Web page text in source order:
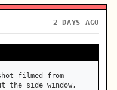
2 DAYS AGO
filmed from
the side window,